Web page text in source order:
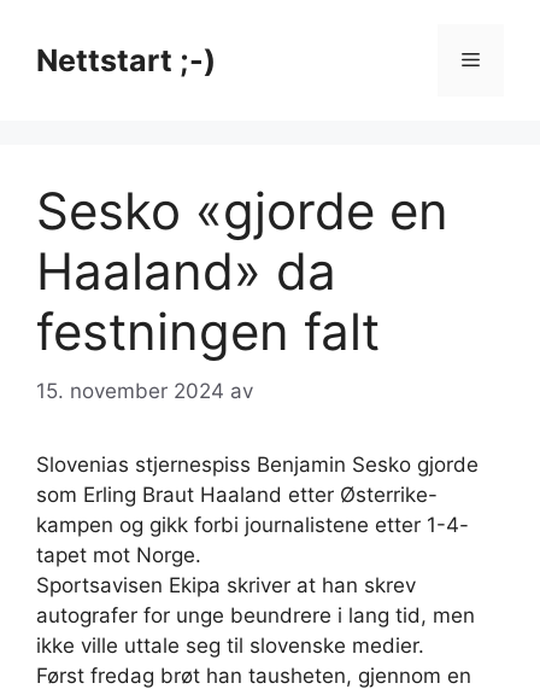
innholdNettstart ;-) Meny
Sesko «gjorde en
Haaland» da
festningen falt
15. november 2024 av
Slovenias stjernespiss Benjamin Sesko gjorde
som Erling Braut Haaland etter Østerrike-
kampen og gikk forbi journalistene etter 1-4-
tapet mot Norge.
Sportsavisen Ekipa skriver at han skrev
autografer for unge beundrere i lang tid, men
ikke ville uttale seg til slovenske medier.
Først fredag brøt han tausheten, gjennom en